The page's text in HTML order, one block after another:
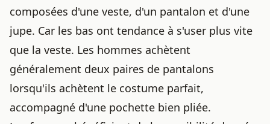
composées d'une veste, d'un pantalon et d'une
jupe. Car les bas ont tendance à s'user plus vite
que la veste. Les hommes achètent
généralement deux paires de pantalons
lorsqu'ils achètent le costume parfait,
accompagné d'une pochette bien pliée.